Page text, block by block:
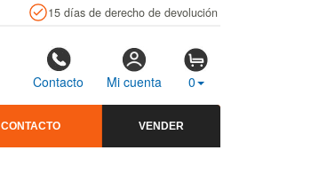
15 días de derecho de devolución
Contacto Mi cuenta 0
CONTACTO VENDER